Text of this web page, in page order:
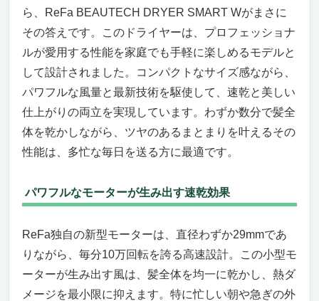
ら、ReFa BEAUTECH DRYER SMART Wがまさに
その答えです。このドライヤーは、プロフェッショナ
ルが愛用する性能を家庭でも手軽に楽しめるモデルと
して設計されました。コンパクトなサイズ感ながら、
パワフルな風量と最新技術を駆使して、速乾と美しい
仕上がりの両立を実現しています。わずか数分で髪全
体を乾かしながら、ツヤのあるまとまりを叶えるその
性能は、多忙な毎日を送る方に最適です。
パワフルなモーターが生み出す速乾効果
ReFa独自の新型モーターは、直径わずか29mmであ
りながら、毎分10万回転を誇る高速設計。この小型モ
ーターが生み出す風は、髪全体を均一に乾かし、熱ダ
メージを最小限に抑えます。特に忙しい朝や急ぎの外